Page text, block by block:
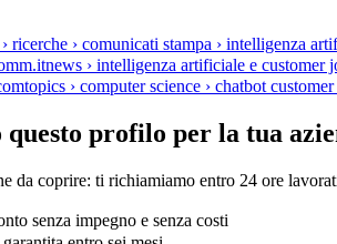
ricerche › comunicati stampa › intelligenza
news › intelligenza artificiale e customer
topics › computer science › chatbot
questo profilo per la tua
da coprire: ti richiamiamo entro 24 ore
senza impegno e senza costi